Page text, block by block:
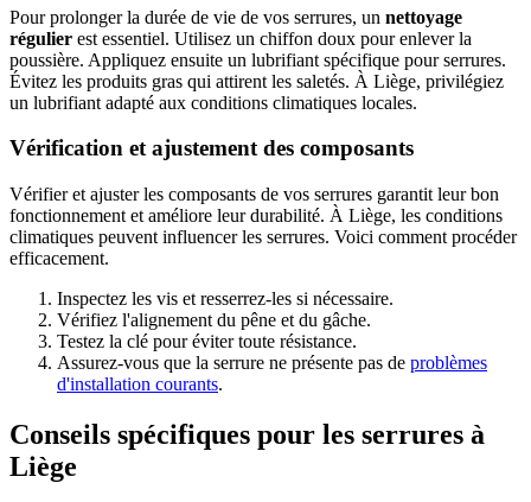
Pour prolonger la durée de vie de vos serrures, un nettoyage
régulier est essentiel. Utilisez un chiffon doux pour enlever la
poussière. Appliquez ensuite un lubrifiant spécifique pour serrures.
Évitez les produits gras qui attirent les saletés. À Liège, privilégiez
un lubrifiant adapté aux conditions climatiques locales.
Vérification et ajustement des composants
Vérifier et ajuster les composants de vos serrures garantit leur bon
fonctionnement et améliore leur durabilité. À Liège, les conditions
climatiques peuvent influencer les serrures. Voici comment procéder
efficacement.
Inspectez les vis et resserrez-les si nécessaire.
Vérifiez l'alignement du pêne et du gâche.
Testez la clé pour éviter toute résistance.
Assurez-vous que la serrure ne présente pas de problèmes
d'installation courants.
Conseils spécifiques pour les serrures à
Liège